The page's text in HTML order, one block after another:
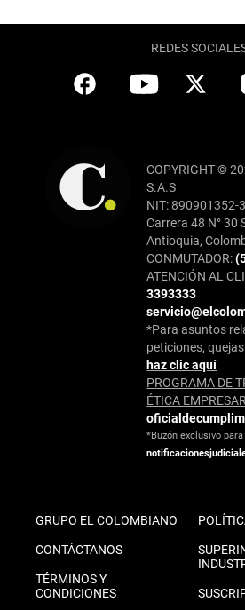
REDES
COPYRIGHT ©
S.A.S
NIT: 890901352-3
Carrera 48 N° 30
Antioquia,
CONMUTADOR:
ATENCIÓN AL
3393333
*Para asuntos
peticiones,
haz clic aquí
PROGRAMA DE
ÉTICA
*Buzón exclusivo
GRUPO EL COLOMBIANO
CONTÁCTANOS
TÉRMINOS Y
CONDICIONES